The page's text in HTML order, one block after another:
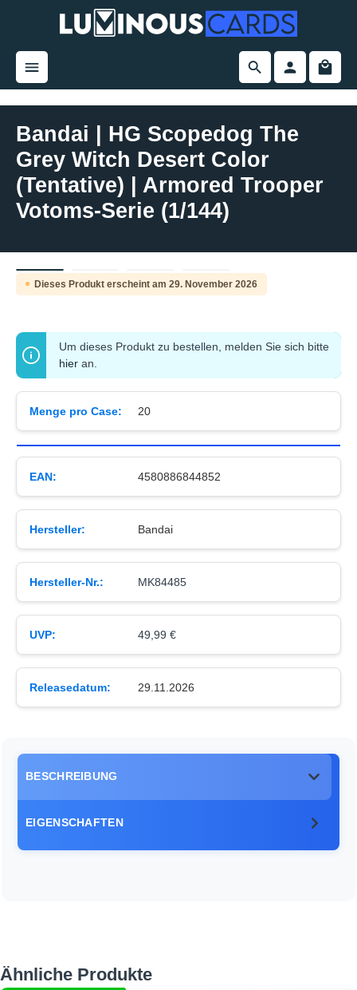
springen
Bandai | HG Scopedog The
Grey Witch Desert Color
(Tentative) | Armored Trooper
Votoms-Serie (1/144)
Pre-Order
Dieses Produkt erscheint am 29. November 2026
Um dieses Produkt zu bestellen, melden Sie sich bitte
hier an.
Menge pro Case: 20
EAN: 4580886844852
Hersteller: Bandai
Hersteller-Nr.: MK84485
UVP: 49,99 €
Releasedatum: 29.11.2026
BESCHREIBUNG
EIGENSCHAFTEN
Produktgalerie überspringen
Ähnliche Produkte